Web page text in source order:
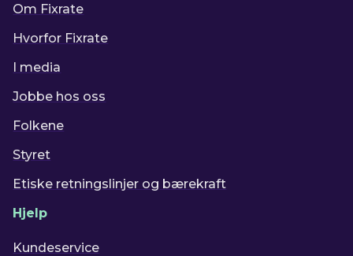
Om Fixrate
Hvorfor Fixrate
I media
Jobbe hos oss
Folkene
Styret
Etiske retningslinjer og bærekraft
Hjelp
Kundeservice